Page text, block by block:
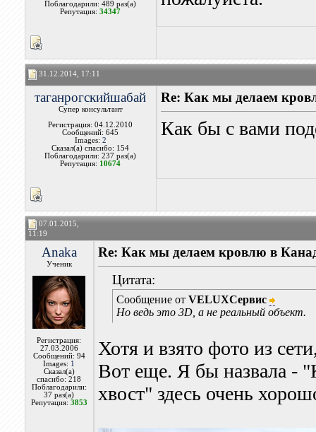
Поблагодарили: 489 раз(а)
Репутация:34347
31.12.2014, 17:11
таганрогскийшабай
Супер консультант
Регистрация: 04.12.2010
Сообщений: 645
Images: 2
Сказал(а) спасибо: 154
Поблагодарили: 237 раз(а)
Репутация: 10674
Re: Как мы делаем
Как бы с вами
07.01.2015,
11:19
Anaka
Ученик
Регистрация:
27.03.2006
Сообщений: 94
Images: 1
Сказал(а)
спасибо: 218
Поблагодарили:
37 раз(а)
Репутация: 3853
Re: Как мы делаем кровлю в
Цитата:
Сообщение от VELUXСервис
Но ведь это 3D, а не реальный объект.
Хотя и взято фото из
Вот еще. Я бы назвала -
хвост" здесь очень